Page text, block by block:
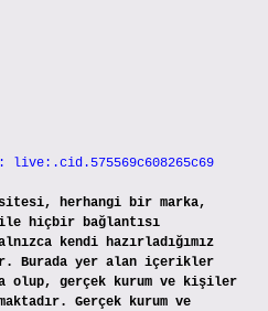
live:.cid.575569c608265c69
herhangi bir marka,
hiçbir bağlantısı
kendi hazırladığımız
Burada yer alan içerikler
olup, gerçek kurum ve kişiler
Gerçek kurum ve